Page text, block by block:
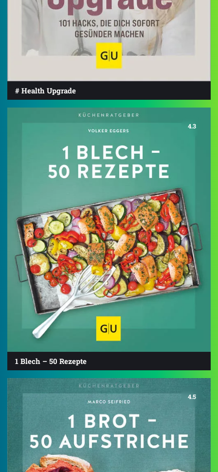
# Health Upgrade
4.3
1 Blech – 50 Rezepte
4.5